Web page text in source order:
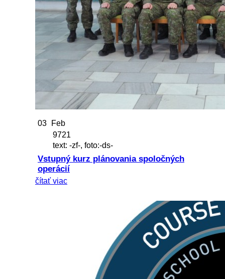
03
Feb
9721
text: -zf-, foto:-ds-
Vstupný kurz plánovania spoločných
operácií
čítať viac